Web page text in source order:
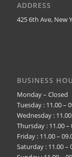
ADDRESS
425 6th Ave, New
BUSINESS
Monday – Closed
Tuesday : 11.00 –
Wednesday :
Thursday : 11.00 –
Friday : 11.00 –
Saturday : 11.00 –